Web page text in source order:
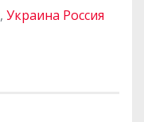
, Украина Россия